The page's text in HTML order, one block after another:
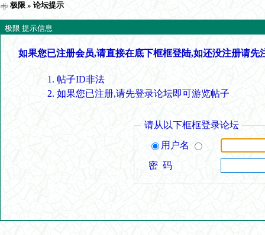
极限 » 论坛提示
极限 提示信息
如果您已注册会员,请直接在底下框框登陆,如还没注册请先
帖子ID非法
如果您已注册,请先登录论坛即可游览帖子
请从以下框框登录论坛
用户名
密 码